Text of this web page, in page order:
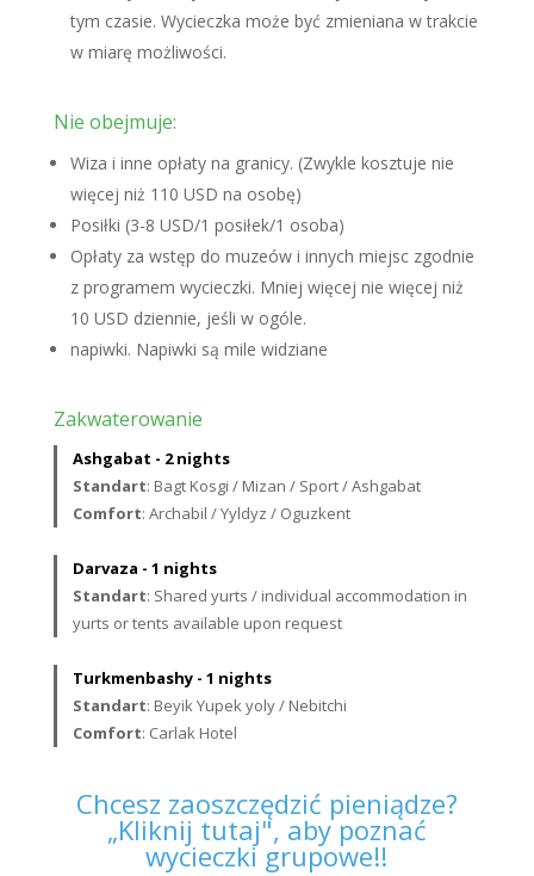
tym czasie. Wycieczka może być zmieniana w trakcie
w miarę możliwości.
Nie obejmuje:
Wiza i inne opłaty na granicy. (Zwykle kosztuje nie
więcej niż 110 USD na osobę)
Posiłki (3-8 USD/1 posiłek/1 osoba)
Opłaty za wstęp do muzeów i innych miejsc zgodnie
z programem wycieczki. Mniej więcej nie więcej niż
10 USD dziennie, jeśli w ogóle.
napiwki. Napiwki są mile widziane
Zakwaterowanie
Ashgabat - 2 nights
Standart: Bagt Kosgi / Mizan / Sport / Ashgabat
Comfort: Archabil / Yyldyz / Oguzkent
Darvaza - 1 nights
Standart: Shared yurts / individual accommodation in
yurts or tents available upon request
Turkmenbashy - 1 nights
Standart: Beyik Yupek yoly / Nebitchi
Comfort: Carlak Hotel
Chcesz zaoszczędzić pieniądze?
„Kliknij tutaj", aby poznać
wycieczki grupowe!!